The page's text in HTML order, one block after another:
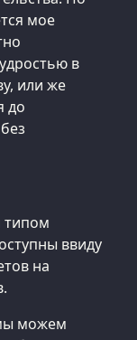
мое
в
или же
до
типом
ввиду
на
можем